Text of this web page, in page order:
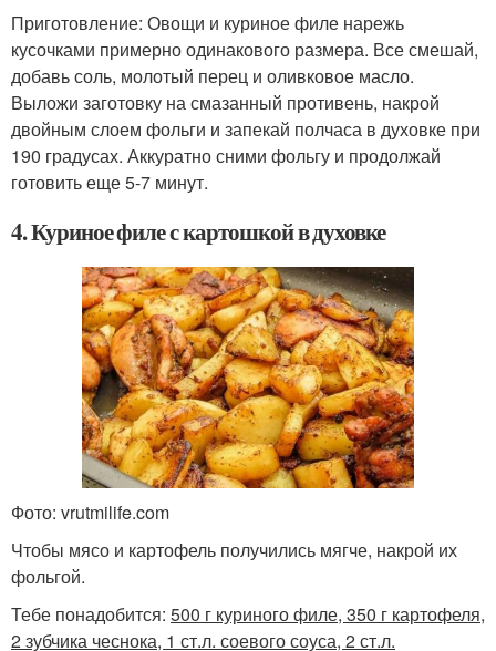
Приготовление: Овощи и куриное филе нарежь
кусочками примерно одинакового размера. Все смешай,
добавь соль, молотый перец и оливковое масло.
Выложи заготовку на смазанный противень, накрой
двойным слоем фольги и запекай полчаса в духовке при
190 градусах. Аккуратно сними фольгу и продолжай
готовить еще 5-7 минут.
4. Куриное филе с картошкой в духовке
Фото: vrutmilife.com
Чтобы мясо и картофель получились мягче, накрой их
фольгой.
Тебе понадобится: 500 г куриного филе, 350 г картофеля,
2 зубчика чеснока, 1 ст.л. соевого соуса, 2 ст.л.